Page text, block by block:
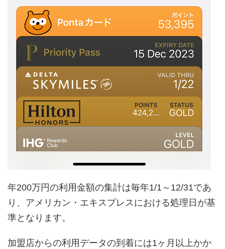
年200万円の利用金額の集計は毎年1/1～12/31であ
り、アメリカン・エキスプレスにおける処理日が基
準となります。
加盟店からの利用データの到着には1ヶ月以上かか